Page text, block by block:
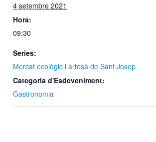
4 setembre 2021
Hora:
09:30
Series:
Mercat ecològic i artesà de Sant Josep
Categoria d'Esdeveniment:
Gastronomia